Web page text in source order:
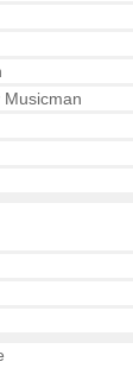
Musicman